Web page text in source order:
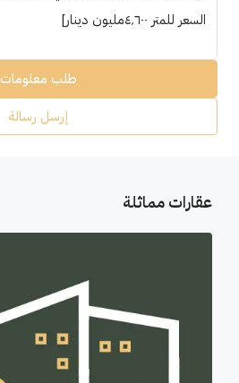
طلب معلومات
إرسل رسالة
عقارات مماثلة